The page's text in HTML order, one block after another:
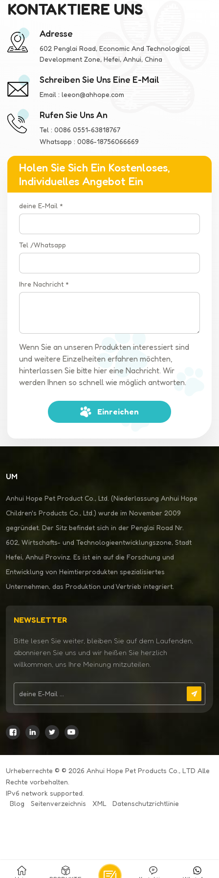
KONTAKTIERE UNS
Adresse
602 Penglai Road, Economic And Technological
Development Zone, Hefei, Anhui, China
Schreiben Sie Uns Eine E-Mail
Email : leeon@ahhope.com
Rufen Sie Uns An
Tel : 0086 0551-63818767
Whatsapp : 0086-18756066669
Holen Sie Sich Ein Kostenloses,
Individuelles Angebot Ein
deine E-Mail *
Tel /Whatsapp
Ihre Nachricht *
Wenn Sie an unseren Produkten interessiert sind
und weitere Einzelheiten erfahren möchten,
hinterlassen Sie bitte hier eine Nachricht. Wir
werden Ihnen so schnell wie möglich antworten.
Einreichen
UM
Anhui Hope Pet Product Co., Ltd. (Niederlassung Anhui Hope
Children's Products Co., Ltd.) wurde im November 2009
gegründet. Der Sitz befindet sich in der Penglai Road Nr.
602, Wirtschafts- und Technologieentwicklungszone, Stadt
Hefei, Anhui Provinz. Es ist ein auf die Forschung und
Entwicklung von Heimtierprodukten spezialisiertes
Unternehmen, das Produktion und Vertrieb integriert.
NEWSLETTER
Bitte lesen Sie weiter, bleiben Sie auf dem Laufenden,
abonnieren Sie uns und wir heißen Sie herzlich
willkommen, uns Ihre Meinung mitzuteilen.
Urheberrechte © © 2026 Anhui Hope Pet Products Co., LTD Alle
Rechte vorbehalten.
IPv6 network supported.
Blog
Seitenverzeichnis XML Datenschutzrichtlinie